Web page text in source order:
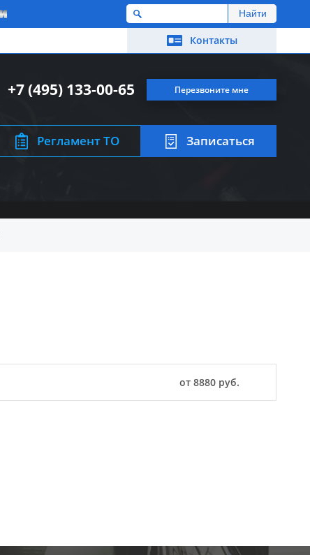
Контакты
Перезвоните мне
+7 (495) 133-00-65
Регламент ТО Записаться
от 8880 руб.